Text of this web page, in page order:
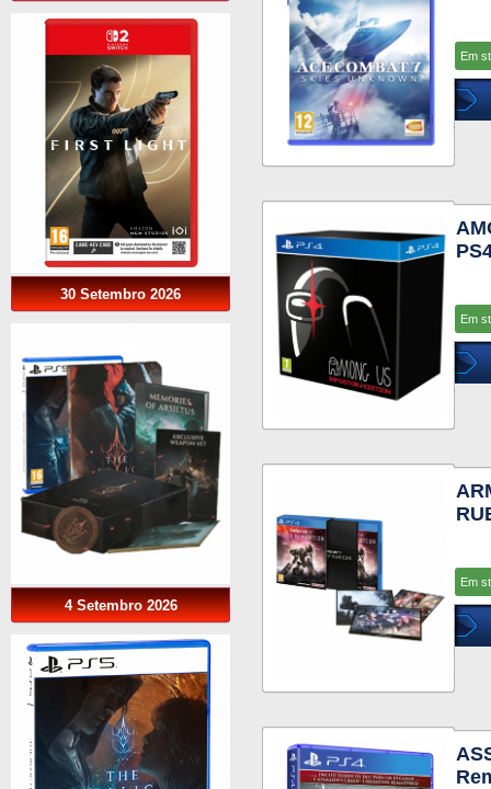
30 Setembro 2026
4 Setembro 2026
Em
Em
Em